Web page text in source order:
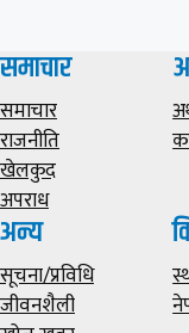
समाचार
समाचार
राजनीति
खेलकुद
अपराध
अन्य
सूचना/प्रविधि
जीवनशैली